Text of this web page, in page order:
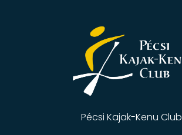
Pécsi Kajak-Kenu Club